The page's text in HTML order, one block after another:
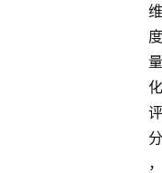
维
度
量
化
评
分
，